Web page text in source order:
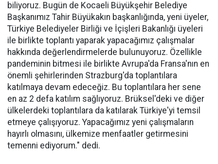
biliyoruz. Bugün de Kocaeli Büyükşehir Belediye
Başkanımız Tahir Büyükakın başkanlığında, yeni üyeler,
Türkiye Belediyeler Birliği ve İçişleri Bakanlığı üyeleri
ile birlikte toplantı yaparak yapacağımız çalışmalar
hakkında değerlendirmelerde bulunuyoruz. Özellikle
pandeminin bitmesi ile birlikte Avrupa'da Fransa'nın en
önemli şehirlerinden Strazburg'da toplantılara
katılmaya devam edeceğiz. Bu toplantılara her sene
en az 2 defa katılım sağlıyoruz. Brüksel'deki ve diğer
ülkelerdeki toplantılara da katılarak Türkiye'yi temsil
etmeye çalışıyoruz. Yapacağımız yeni çalışmaların
hayırlı olmasını, ülkemize menfaatler getirmesini
temenni ediyorum." dedi.